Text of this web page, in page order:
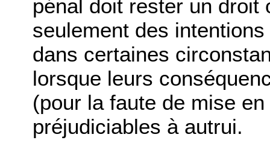
pénal doit rester un droit
seulement des
dans certaines
lorsque leurs
(pour la faute de mise
préjudiciables à autrui.